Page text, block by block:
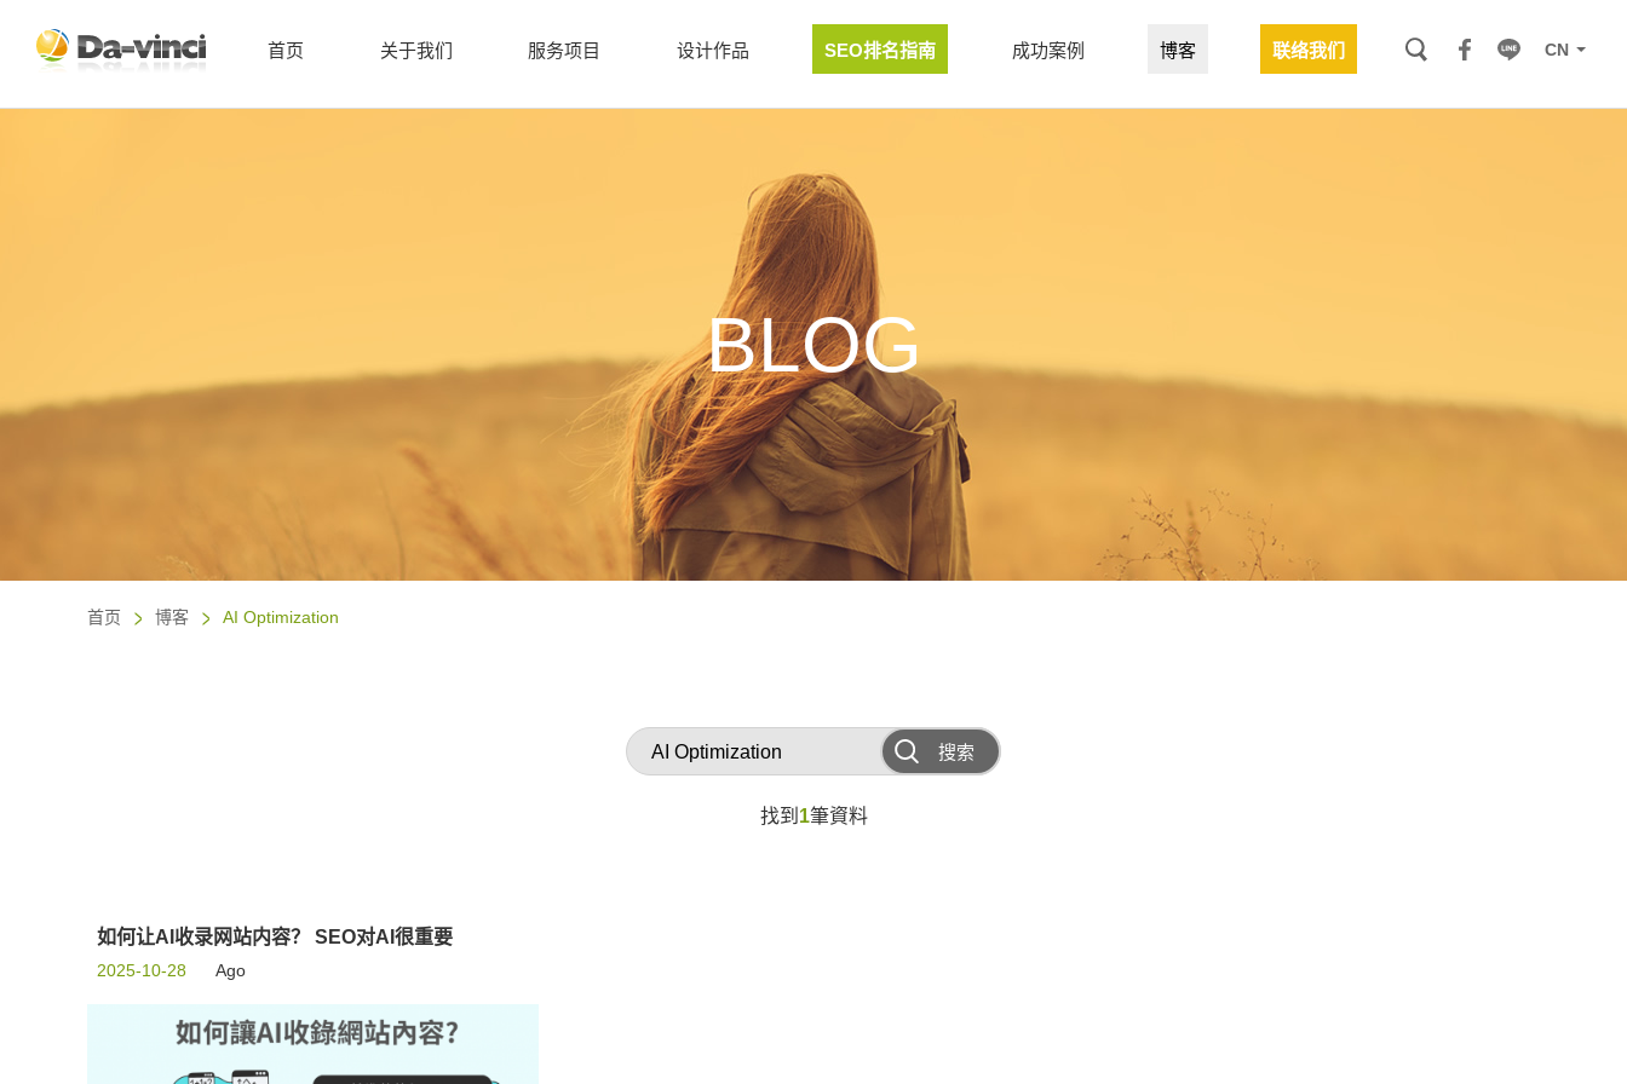
CN
首页 关于我们 服务项目 设计作品 SEO排名指南 成功案例 博客 联络我们
BLOG
首页 博客 AI Optimization
搜索
找到 1筆資料
如何让AI收录网站内容？ SEO对AI很重要
2025-10-28 Ago